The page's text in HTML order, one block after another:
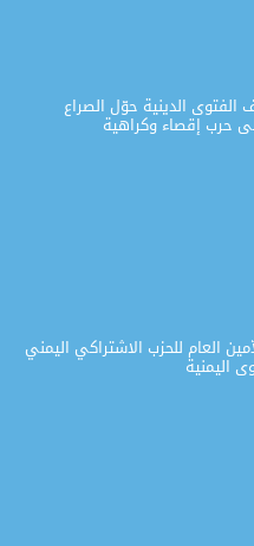
الدينية حوّل الصراع
حرب إقصاء وكراهية
العام للحزب الاشتراكي اليمني
اليمنية